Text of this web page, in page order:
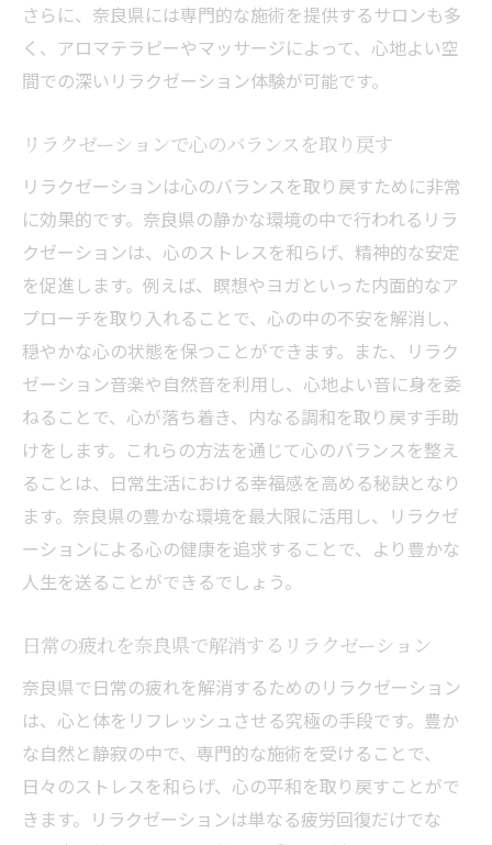
さらに、奈良県には専門的な施術を提供するサロンも多
く、アロマテラピーやマッサージによって、心地よい空
間での深いリラクゼーション体験が可能です。
リラクゼーションで心のバランスを取り戻す
リラクゼーションは心のバランスを取り戻すために非常
に効果的です。奈良県の静かな環境の中で行われるリラ
クゼーションは、心のストレスを和らげ、精神的な安定
を促進します。例えば、瞑想やヨガといった内面的なア
プローチを取り入れることで、心の中の不安を解消し、
穏やかな心の状態を保つことができます。また、リラク
ゼーション音楽や自然音を利用し、心地よい音に身を委
ねることで、心が落ち着き、内なる調和を取り戻す手助
けをします。これらの方法を通じて心のバランスを整え
ることは、日常生活における幸福感を高める秘訣となり
ます。奈良県の豊かな環境を最大限に活用し、リラクゼ
ーションによる心の健康を追求することで、より豊かな
人生を送ることができるでしょう。
日常の疲れを奈良県で解消するリラクゼーション
奈良県で日常の疲れを解消するためのリラクゼーション
は、心と体をリフレッシュさせる究極の手段です。豊か
な自然と静寂の中で、専門的な施術を受けることで、
日々のストレスを和らげ、心の平和を取り戻すことがで
きます。リラクゼーションは単なる疲労回復だけでな